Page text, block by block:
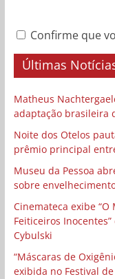
Confirme que
Últimas
Matheus
adaptação brasileira
Noite dos Otelos
prêmio principal
Museu da Pessoa
sobre
Cinemateca exibe “O
Feiticeiros
Cybulski
“Máscaras de
exibida no Festival